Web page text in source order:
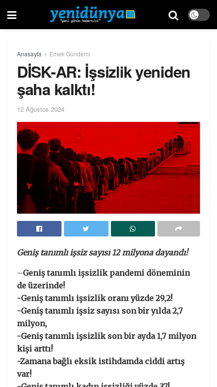
Anasayfa Emek Gündemi
DİSK-AR: İşsizlik yeniden
şaha kalktı!
12 Ağustos 2024
Geniş tanımlı işsiz sayısı 12 milyona dayandı!
–Geniş tanımlı işsizlik pandemi döneminin
de üzerinde!
-Geniş tanımlı işsizlik oranı yüzde 29,2!
-Geniş tanımlı işsiz sayısı son bir yılda 2,7
milyon,
-Geniş tanımlı işsizlik son bir ayda 1,7 milyon
kişi arttı!
-Zamana bağlı eksik istihdamda ciddi artış
var!